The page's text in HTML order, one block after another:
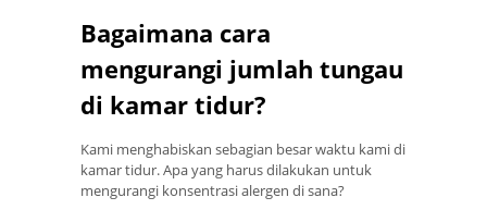
Bagaimana cara
mengurangi jumlah tungau
di kamar tidur?
Kami menghabiskan sebagian besar waktu kami di
kamar tidur. Apa yang harus dilakukan untuk
mengurangi konsentrasi alergen di sana?